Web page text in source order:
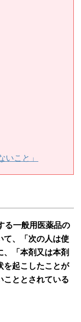
こと」
る一般用医薬品の
て、「次の人は使
「本剤又は本剤
を起こしたことが
こととされている